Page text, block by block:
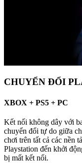
CHUYỂN ĐỔI
XBOX + PS5 + PC
Kết nối không dây với
chuyển đổi tự do giữa
chơi trên tất cả các nền
Playstation đến khởi
bị mất kết nối.